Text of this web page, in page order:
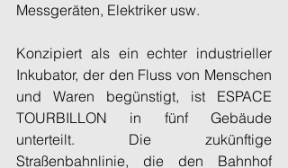
Messgeräten, Elektriker usw.
Konzipiert als ein echter industrieller
Inkubator, der den Fluss von Menschen
und Waren begünstigt, ist ESPACE
TOURBILLON in fünf Gebäude
unterteilt. Die zukünftige
Straßenbahnlinie, die den Bahnhof